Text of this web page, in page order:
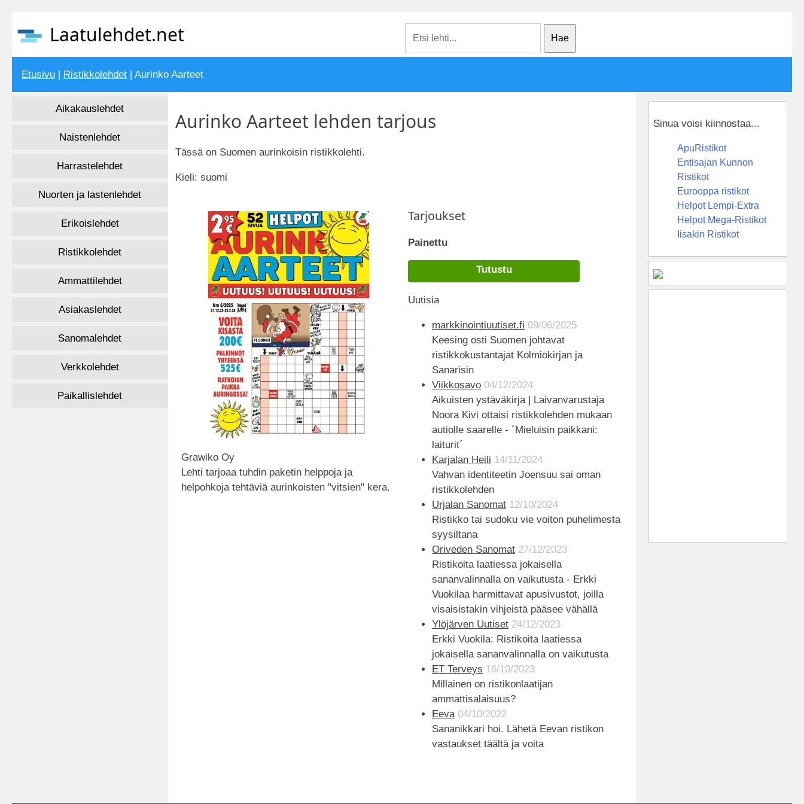
Laatulehdet.net
Etusivu Ristikkolehdet | Aurinko Aarteet
Aikakauslehdet
Naistenlehdet
Harrastelehdet
Nuorten ja lastenlehdet
Erikoislehdet
Ristikkolehdet
Ammattilehdet
Asiakaslehdet
Sanomalehdet
Verkkolehdet
Paikallislehdet
Aurinko Aarteet lehden tarjous
Tässä on Suomen aurinkoisin ristikkolehti.
Kieli: suomi
Grawiko Oy
Lehti tarjoaa tuhdin paketin helppoja ja
helpohkoja tehtäviä aurinkoisten "vitsien" kera.
Tarjoukset
Painettu
Tutustu
Uutisia
markkinointiuutiset.fi 09/06/2025
Keesing osti Suomen johtavat
ristikkokustantajat Kolmiokirjan ja
Sanarisin
Viikkosavo 04/12/2024
Aikuisten ystäväkirja | Laivanvarustaja
Noora Kivi ottaisi ristikkolehden mukaan
autiolle saarelle - ´Mieluisin paikkani:
laiturit´
Karjalan Heili 14/11/2024
Vahvan identiteetin Joensuu sai oman
ristikkolehden
Urjalan Sanomat 12/10/2024
Ristikko tai sudoku vie voiton puhelimesta
syysiltana
Oriveden Sanomat 27/12/2023
Ristikoita laatiessa jokaisella
sananvalinnalla on vaikutusta - Erkki
Vuokilaa harmittavat apusivustot, joilla
visaisistakin vihjeistä pääsee vähällä
Ylöjärven Uutiset 24/12/2023
Erkki Vuokila: Ristikoita laatiessa
jokaisella sananvalinnalla on vaikutusta
ET Terveys 16/10/2023
Millainen on ristikonlaatijan
ammattisalaisuus?
Eeva 04/10/2022
Sananikkari hoi. Lähetä Eevan ristikon
vastaukset täältä ja voita
Sinua voisi kiinnostaa...
ApuRistikot
Entisajan Kunnon
Ristikot
Eurooppa ristikot
Helpot Lempi-Extra
Helpot Mega-Ristikot
Iisakin Ristikot